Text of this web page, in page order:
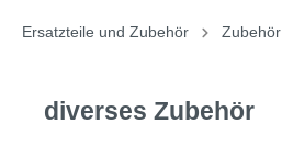
Ersatzteile und Zubehör Zubehör
diverses Zubehör